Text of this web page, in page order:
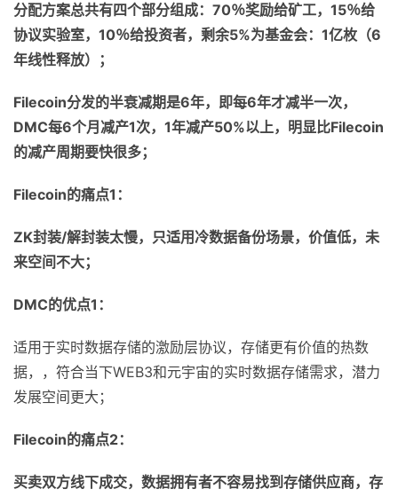
分配方案总共有四个部分组成： 70％奖励给矿工， 15％给
协议实验室， 10％给投资者，剩余5%为基金会： 1亿枚（6
年线性释放）；
Filecoin分发的半衰减期是6年，即每6年才减半一次，
DMC每6个月减产1次， 1年减产50%以上，明显比Filecoin
的减产周期要快很多；
Filecoin的痛点1 ：
ZK封装/解封装太慢，只适用冷数据备份场景，价值低，未
来空间不大；
DMC的优点1 ：
适用于实时数据存储的激励层协议，存储更有价值的热数
据，，符合当下WEB3和元宇宙的实时数据存储需求，潜力
发展空间更大；
Filecoin的痛点2：
买卖双方线下成交，数据拥有者不容易找到存储供应商，存